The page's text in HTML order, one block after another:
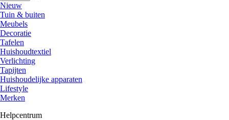
Nieuw
Tuin & buiten
Meubels
Decoratie
Tafelen
Huishoudtextiel
Verlichting
Tapijten
Huishoudelijke apparaten
Lifestyle
Merken
Helpcentrum